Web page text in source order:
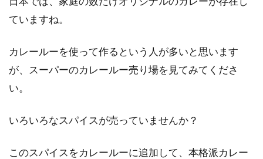
ていますね。
カレールーを使って作るという人が多いと思います
が、スーパーのカレールー売り場を見てみてくださ
い。
いろいろなスパイスが売っていませんか？
このスパイスをカレールーに追加して、本格派カレー